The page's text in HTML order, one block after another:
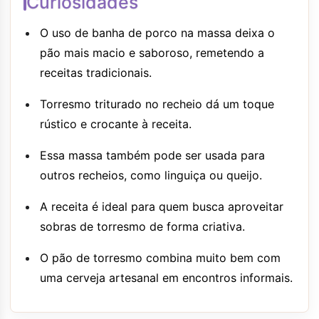
O uso de banha de porco na massa deixa o
pão mais macio e saboroso, remetendo a
receitas tradicionais.
Torresmo triturado no recheio dá um toque
rústico e crocante à receita.
Essa massa também pode ser usada para
outros recheios, como linguiça ou queijo.
A receita é ideal para quem busca aproveitar
sobras de torresmo de forma criativa.
O pão de torresmo combina muito bem com
uma cerveja artesanal em encontros informais.